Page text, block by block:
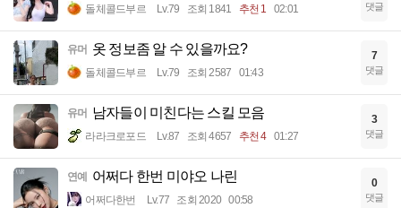
돌체콜드부르 Lv.79 조회 1841 추천 1 02:01 댓글
유머 옷 정보좀 알 수 있을까요?
돌체콜드부르 Lv.79 조회 2587 01:43
7
댓글
유머 남자들이 미친다는 스킬 모음
라라크로포드 Lv.87 조회 4657 추천 4 01:27
3
댓글
연예 어쩌다 한번 미야오 나린
어쩌다한번 Lv.77 조회 2020 00:58
0
댓글